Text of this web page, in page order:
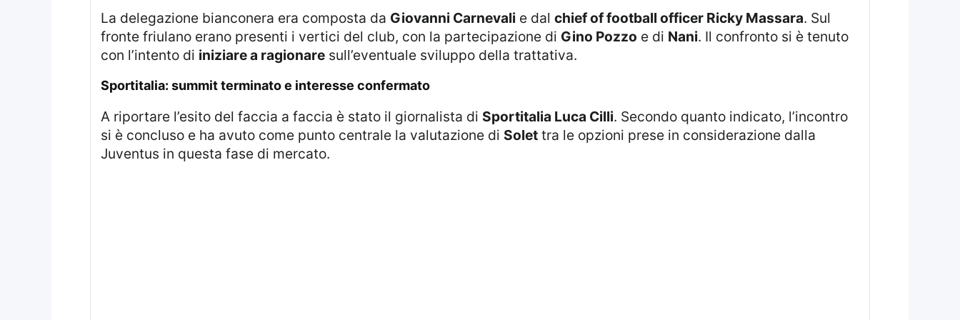
La delegazione bianconera era composta da Giovanni Carnevali e dal chief of football officer Ricky Massara. Sul
fronte friulano erano presenti i vertici del club, con la partecipazione di Gino Pozzo e di Nani. Il confronto si è tenuto
con l’intento di iniziare a ragionaresull’eventuale sviluppo della trattativa.
sportitalia: summit terminato e interesse confermato
A riportare l’esito del faccia a faccia è stato il giornalista di Sportitalia Luca Cilli. Secondo quanto indicato, l’incontro
si è concluso e ha avuto come punto centrale la valutazione di Solettra le opzioni prese in considerazione dalla
Juventus in questa fase di mercato.